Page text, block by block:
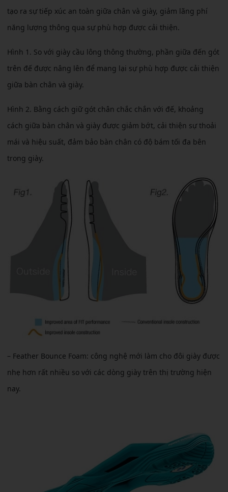
tạo ra sự tiếp xúc an toàn giữa chân và giày, giảm lãng phí
năng lượng thông qua sự phù hợp được cải thiện.
Hình 1. So với giày cầu lông thông thường, phần giữa đến gót
trên đế được nâng lên để mang lại sự phù hợp được cải thiện
giữa bàn chân và giày.
Hình 2. Bằng cách giữ gót chân chắc chắn với đế, khoảng
cách giữa bàn chân và giày được giảm bớt, cải thiện sự thoải
mái và hiệu suất, đảm bảo bàn chân có độ bám tối đa bên
trong giày.
– Feather Bounce Foam: công nghệ mới làm cho đôi giày được
nhẹ hơn rất nhiều so với các dòng giày trên thị trường hiện
nay.